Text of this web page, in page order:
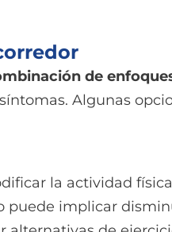
de
Algunas
la actividad
puede implicar